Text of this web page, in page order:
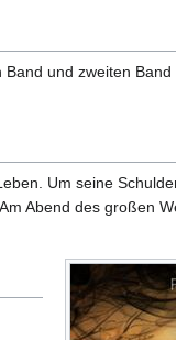
und zweiten
Um seine
Abend des großen